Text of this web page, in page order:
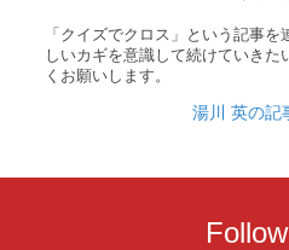
「クイズでクロス」という記事
しいカギを意識して続けていきた
くお願いします。
湯川 英の記